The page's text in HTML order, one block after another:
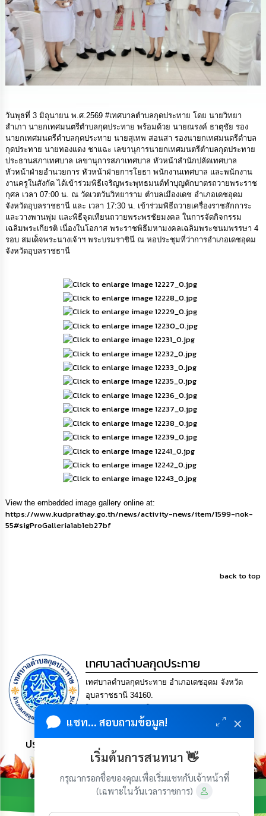
การ
ดำเนิน
การ
เพื่อ
ป้องกัน
การ
ทุจริต
ส่ง
เสริม
คุณธรรม
และ
ความ
โปร่งใส
ร้อง
เรียน
ร้อง
ทุกข์
ข้อมูล
การ
ติดต่อ
วันพุธที่ 3 มิถุนายน พ.ศ.2569 #เทศบาลตำบลกุดประทาย โดย นายวิทยา
สำเภา นายกเทศมนตรีตำบลกุดประทาย พร้อมด้วย นายณรงค์ ธาตุชัย รอง
นายกเทศมนตรีตำบลกุดประทาย นายสุเทพ สอนสา รองนายกเทศมนตรีตำบล
กุดประทาย นายทองแดง ชาแฉะ เลขานุการนายกเทศมนตรีตำบลกุดประทาย
ประธานสภาเทศบาล เลขานุการสภาเทศบาล หัวหน้าสำนักปลัดเทศบาล
หัวหน้าฝ่ายอำนวยการ หัวหน้าฝ่ายการโยธา พนักงานเทศบาล และพนักงาน
งานครูในสังกัด ได้เข้าร่วมพิธีเจริญพระพุทธมนต์ทำบุญตักบาตรถวายพระราช
กุศล เวลา 07:00 น. ณ วัดเวตวันวิทยาราม ตำบลเมืองเดช อำเภอเดชอุดม
จังหวัดอุบลราชธานี และ เวลา 17:30 น. เข้าร่วมพิธีถวายเครื่องราชสักการะ
และวางพานพุ่ม และพิธีจุดเทียนถวายพระพรชัยมงคล ในการจัดกิจกรรม
เฉลิมพระเกียรติ เนื่องในโอกาส พระราชพิธีมหามงคลเฉลิมพระชนมพรรษา 4
รอบ สมเด็จพระนางเจ้าฯ พระบรมราชินี ณ หอประชุมที่ว่าการอำเภอเดชอุดม
จังหวัดอุบลราชธานี
View the embedded image gallery online at:
https://www.kudprathay.go.th/news/activity-news/item/1599-nok-
55#sigProGalleria1ab1eb27bf
back to top
แชท... สอบถามข้อมูล! ×
เริ่มต้นการสนทนา 👋
กรุณากรอกชื่อของคุณเพื่อเริ่มแชทกับเจ้าหน้าที่
(เฉพาะในวันเวลาราชการ)
เทศบาลตำบลกุดประทาย
เทศบาลตำบลกุดประทาย อำเภอเดชอุดม จังหวัด
อุบลราชธานี 34160.
saraban@kudprathay.go.th
ประชาชน มีภูมิคุ้มกัน พึ่งพาตนเอง พอเพียง เป็นสุข